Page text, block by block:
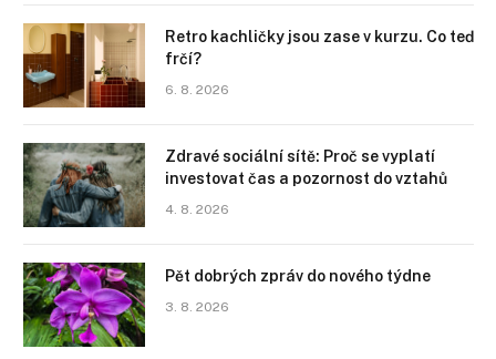
Retro kachličky jsou zase v kurzu. Co teď
frčí?
6. 8. 2026
Zdravé sociální sítě: Proč se vyplatí
investovat čas a pozornost do vztahů
4. 8. 2026
Pět dobrých zpráv do nového týdne
3. 8. 2026